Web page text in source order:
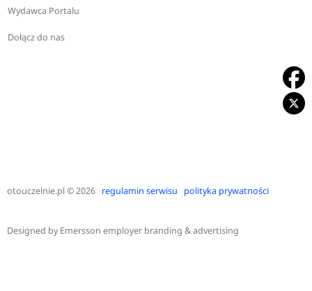
Wydawca Portalu
Dołącz do nas
otouczelnie.pl© 2026 regulamin serwisu polityka prywatności
Designed byEmersson employer branding & advertising